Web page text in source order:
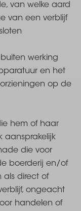
van welke aard
van een verblijf
werking
en het
op de
hem of haar
aansprakelijk
die voor
boerderij en/of
als direct of
ongeacht
handelen of